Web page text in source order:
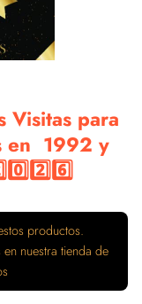
Visitas para
en 1992 y